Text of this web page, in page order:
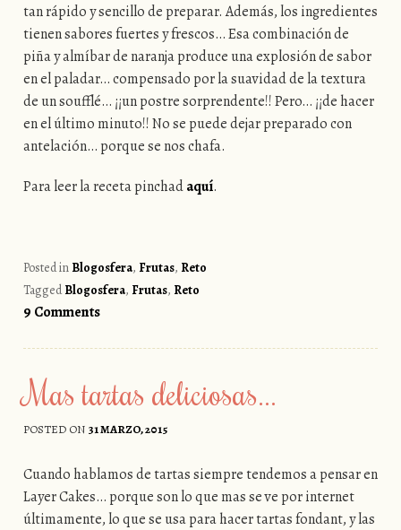
tan rápido y sencillo de preparar. Además, los ingredientes
tienen sabores fuertes y frescos… Esa combinación de
piña y almíbar de naranja produce una explosión de sabor
en el paladar… compensado por la suavidad de la textura
de un soufflé… ¡¡un postre sorprendente!! Pero… ¡¡de hacer
en el último minuto!! No se puede dejar preparado con
antelación… porque se nos chafa.
Para leer la receta pinchadaquí.
Posted in Blogosfera, Frutas, Reto
TaggedBlogosfera, Frutas, Reto
9 Comments
Mas tartas deliciosas…
POSTED ON 31 MARZO, 2015
Cuando hablamos de tartas siempre tendemos a pensar en
Layer Cakes… porque son lo que mas se ve por internet
últimamente, lo que se usa para hacer tartas fondant, y las